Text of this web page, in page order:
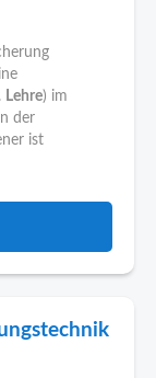
Lehre) im
der
ist